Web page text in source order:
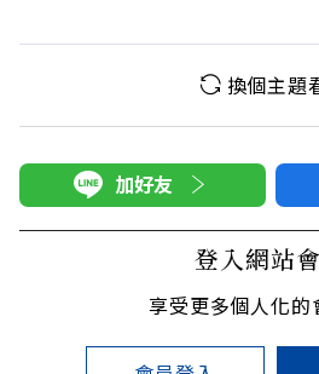
換個主題
加好友
登入網站
享受更多個人化的